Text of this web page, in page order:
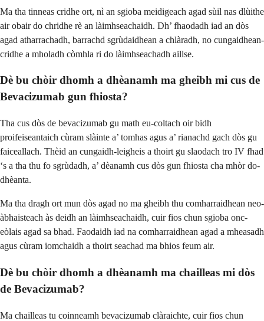
Ma tha tinneas cridhe ort, nì an sgioba meidigeach agad sùil nas dlùithe
air obair do chridhe rè an làimhseachaidh. Dh’ fhaodadh iad an dòs
agad atharrachadh, barrachd sgrùdaidhean a chlàradh, no cungaidhean-
cridhe a mholadh còmhla ri do làimhseachadh aillse.
Dè bu chòir dhomh a dhèanamh ma gheibh mi cus de
Bevacizumab gun fhiosta?
Tha cus dòs de bevacizumab gu math eu-coltach oir bidh
proifeiseantaich cùram slàinte a’ tomhas agus a’ rianachd gach dòs gu
faiceallach. Thèid an cungaidh-leigheis a thoirt gu slaodach tro IV fhad
‘s a tha thu fo sgrùdadh, a’ dèanamh cus dòs gun fhiosta cha mhòr do-
dhèanta.
Ma tha dragh ort mun dòs agad no ma gheibh thu comharraidhean neo-
àbhaisteach às deidh an làimhseachaidh, cuir fios chun sgioba onc-
eòlais agad sa bhad. Faodaidh iad na comharraidhean agad a mheasadh
agus cùram iomchaidh a thoirt seachad ma bhios feum air.
Dè bu chòir dhomh a dhèanamh ma chailleas mi dòs
de Bevacizumab?
Ma chailleas tu coinneamh bevacizumab clàraichte, cuir fios chun